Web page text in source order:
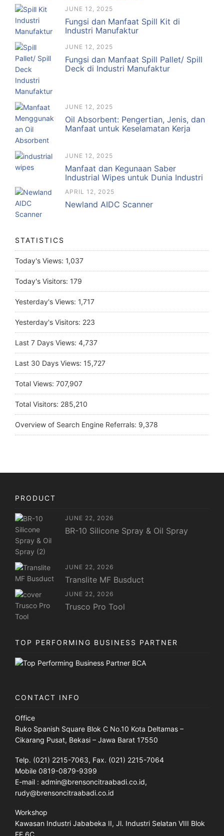
JUNE 12, 2025
Fungsi dan Manfaat Spill Kit di
Industri Manufaktur
JUNE 12, 2025
Fungsi dan Manfaat Spill Pallet/ Spill
Deck di Industri Manufaktur
JUNE 12, 2025
Oil Absorbent: Pengertian, Jenis, dan
Manfaat untuk Keselamatan Kerja
JUNE 12, 2025
Manfaat dan Kegunaan Saber
Industrial Wipes untuk Dunia Industri
APRIL 12, 2025
Newland AIDC Scanner
STATISTICS
Today's Views: 1,037
Today's Visitors: 179
Yesterday's Views: 1,717
Yesterday's Visitors: 223
Last 7 Days Views: 4,737
Last 30 Days Views: 15,727
Total Views: 707,907
Total Visitors: 285,210
Overview of Search Engine Referrals: 9,378
PRODUCT
JUNE 22, 2026
BR-10 Silicone Spray & Oil Spray
JUNE 22, 2026
Translite MF Busduct
JUNE 22, 2026
Trusco Pro Tool
TOP PERFORMING BUSINESS PARTNER
CONTACT INFO
Office
Ruko Spanish Square Blok C No.10 Kota Deltamas –
Cikarang Pusat, Bekasi – Jawa Barat 17550
Telp. (021) 2215-7063, Fax. (021) 2215-7064
Mobile 0819-0879-9399
E-mail : admin@brensoncitraabadi.co.id,
rudy@brensoncitraabadi.co.id
Workshop
Kawasan Industri Jababeka II, Jl. Industri Selatan VIII Blok